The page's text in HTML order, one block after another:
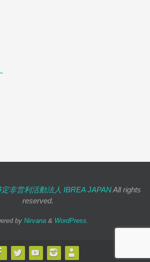
定非営利活動法人 IBREA JAPANAll rights
reserved.
by Nirvana& WordPress.